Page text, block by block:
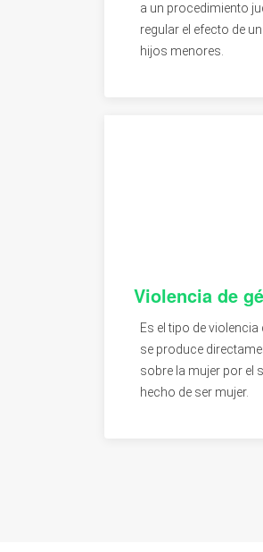
a un procedimiento
regular el efecto de
hijos menores.
Violencia de
Es el tipo de violencia
se produce
sobre la mujer por el
hecho de ser mujer.